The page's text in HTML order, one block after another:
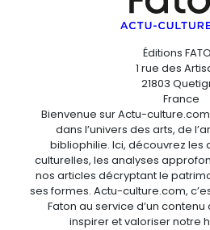
Éditions
1 rue des
21803
France
Bienvenue sur Actu-
dans l’univers des arts, de
bibliophilie. Ici, découvrez les
culturelles, les analyses
nos articles décryptant le
ses formes. Actu-culture.com,
Faton au service d’un
inspirer et valoriser notre